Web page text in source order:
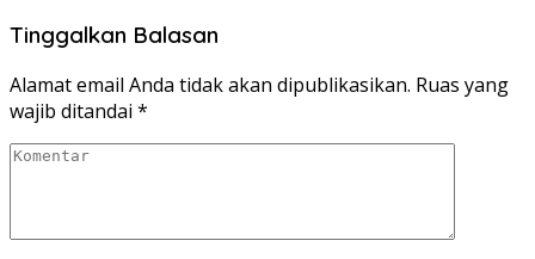
Tinggalkan Balasan
Alamat email Anda tidak akan dipublikasikan. Ruas yang
wajib ditandai *